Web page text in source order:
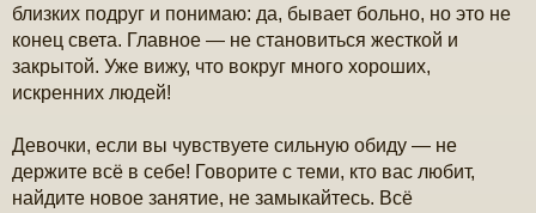
близких подруг и понимаю: да, бывает больно, но это не
конец света. Главное — не становиться жесткой и
закрытой. Уже вижу, что вокруг много хороших,
искренних людей!
Девочки, если вы чувствуете сильную обиду — не
держите всё в себе! Говорите с теми, кто вас любит,
найдите новое занятие, не замыкайтесь. Всё